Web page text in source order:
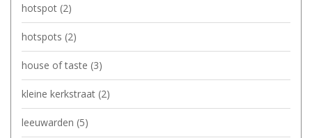
hotspot (2)
hotspots (2)
house of taste (3)
kleine kerkstraat (2)
leeuwarden (5)